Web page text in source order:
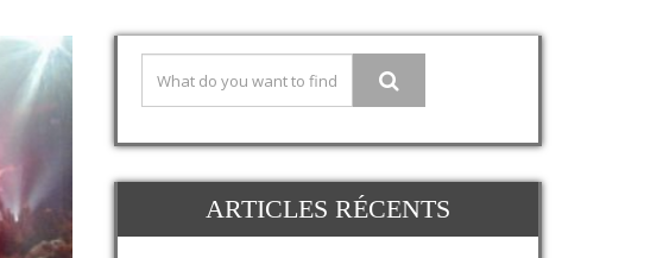
ARTICLES RÉCENTS